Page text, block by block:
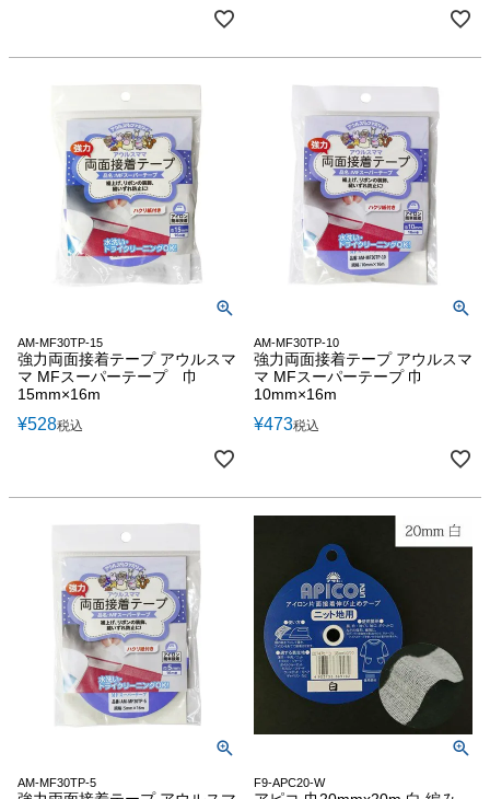
AM-MF30TP-15
強力両面接着テープ アウルスマ
マ MFスーパーテープ 巾
15mm×16m
¥528税込
AM-MF30TP-10
強力両面接着テープ アウルスマ
マ MFスーパーテープ 巾
10mm×16m
¥473税込
AM-MF30TP-5 F9-APC20-W